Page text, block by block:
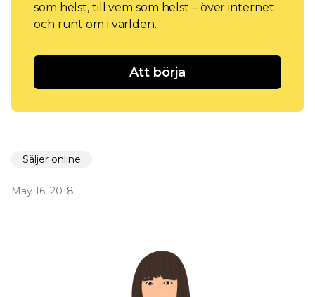
som helst, till vem som helst – över internet
och runt om i världen.
Att börja
Säljer online
May 16, 2018